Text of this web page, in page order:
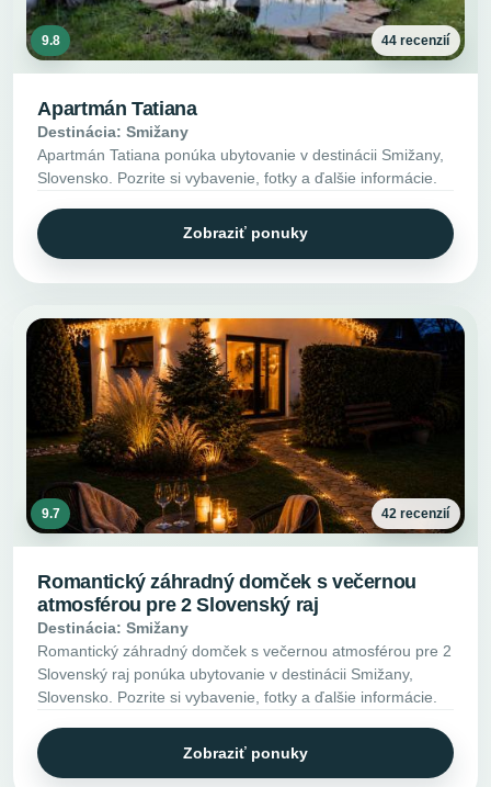
9.8 44 recenzií
Apartmán Tatiana
Destinácia: Smižany
Apartmán Tatiana ponúka ubytovanie v destinácii Smižany,
Slovensko. Pozrite si vybavenie, fotky a ďalšie informácie.
Zobraziť ponuky
9.7 42 recenzií
Romantický záhradný domček s večernou
atmosférou pre 2 Slovenský raj
Destinácia: Smižany
Romantický záhradný domček s večernou atmosférou pre 2
Slovenský raj ponúka ubytovanie v destinácii Smižany,
Slovensko. Pozrite si vybavenie, fotky a ďalšie informácie.
Zobraziť ponuky